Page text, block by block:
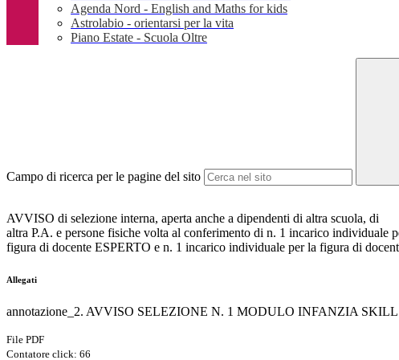
Agenda Nord - English and Maths for kids
Astrolabio - orientarsi per la vita
Piano Estate - Scuola Oltre
Campo di ricerca per le pagine del sito
AVVISO di selezione interna, aperta anche a dipendenti di altra scuola, di
altra P.A. e persone fisiche volta al conferimento di n. 1 incarico individuale
figura di docente ESPERTO e n. 1 incarico individuale per la figura di
Allegati
annotazione_2. AVVISO SELEZIONE N. 1 MODULO INFANZIA SKILL
File PDF
Contatore click: 66